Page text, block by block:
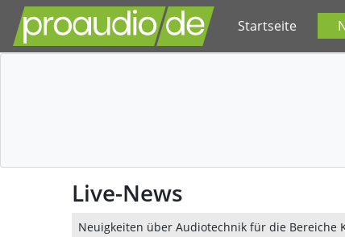
Startseite
Live-News
Neuigkeiten über Audiotechnik für die Bereiche